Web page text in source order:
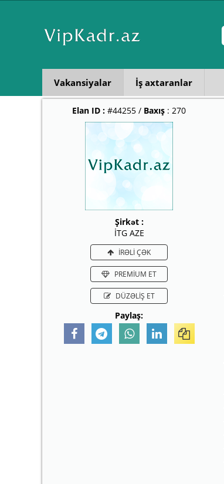
Vakansiyalar İş axtaranlar
Elan ID : #44255 / Baxış : 270
Şirkət :
İTG AZE
İRƏLİ ÇƏK
PREMİUM ET
DÜZƏLİŞ ET
Paylaş: